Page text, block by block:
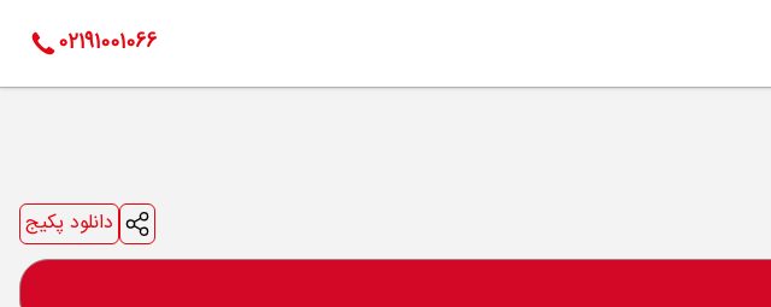
02191001066
دانلود پکیج